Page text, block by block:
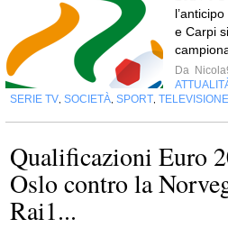
e Carpi
Da
SERIE TV SOCIETÀ SPORT TELEVISIONE
Qualificazioni Euro
Oslo contro la
Rai1...